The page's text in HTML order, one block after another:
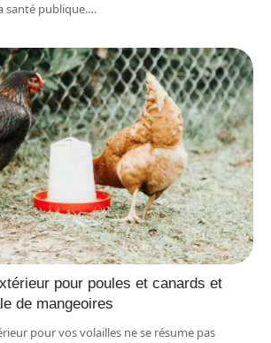
santé publique.…
pour poules et canards et
de mangeoires
pour vos volailles ne se résume pas